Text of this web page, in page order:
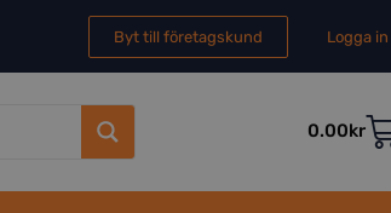
Byt till företagskund Logga in
0.00kr